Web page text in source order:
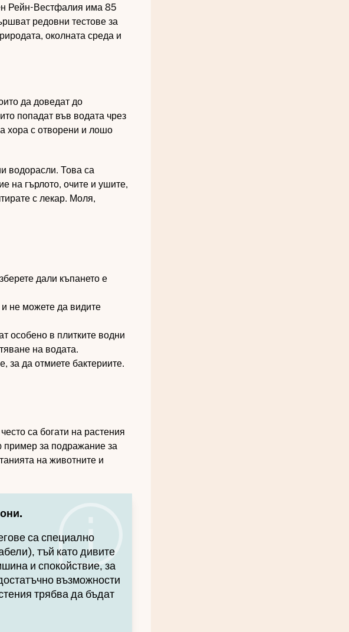
Рейн-Вестфалия има 85
редовни тестове за
околната среда и
да доведат до
попадат във водата чрез
хора с отворени и лошо
водорасли. Това са
на гърлото, очите и ушите,
с лекар. Моля,
дали къпането е
не можете да видите
особено в плитките водни
на водата.
за да отмиете бактериите.
са богати на растения
пример за подражание за
на животните и
са специално
тъй като дивите
и спокойствие, за
възможности
трябва да бъдат